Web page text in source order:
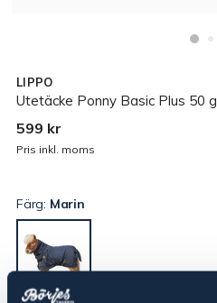
LIPPO
Utetäcke Ponny Basic Plus 50 g
599 kr
Pris inkl. moms
Färg: Marin